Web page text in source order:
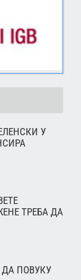
У
ТРЕБА ДА
ПОВУКУ